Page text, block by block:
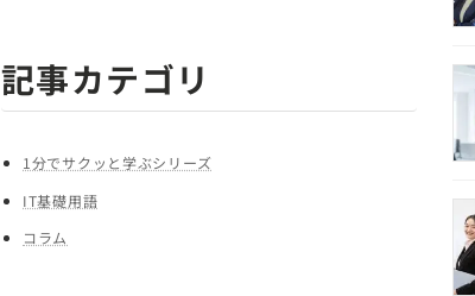
記事カテゴリ
1分でサクッと学ぶシリーズ
IT基礎用語
コラム